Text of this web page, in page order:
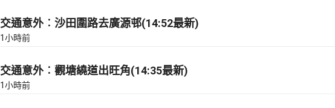
交通意外︰沙田圍路去廣源邨(14:52最新)
1小時前
交通意外︰觀塘繞道出旺角(14:35最新)
1小時前